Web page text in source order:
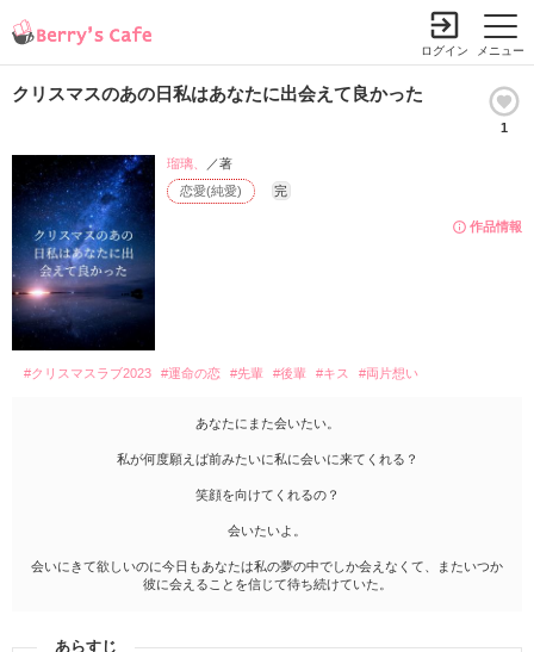
メニュー
ログイン
クリスマスのあの日私はあなたに出会えて良かった
1
作品情報
恋愛(純愛) 完
瑠璃、 ／著
#クリスマスラブ2023 #運命の恋 #先輩 #後輩 #キス #両片想い
あなたにまた会いたい。
私が何度願えば前みたいに私に会いに来てくれる？
笑顔を向けてくれるの？
会いたいよ。
会いにきて欲しいのに今日もあなたは私の夢の中でしか会えなくて、またいつか
彼に会えることを信じて待ち続けていた。
あらすじ